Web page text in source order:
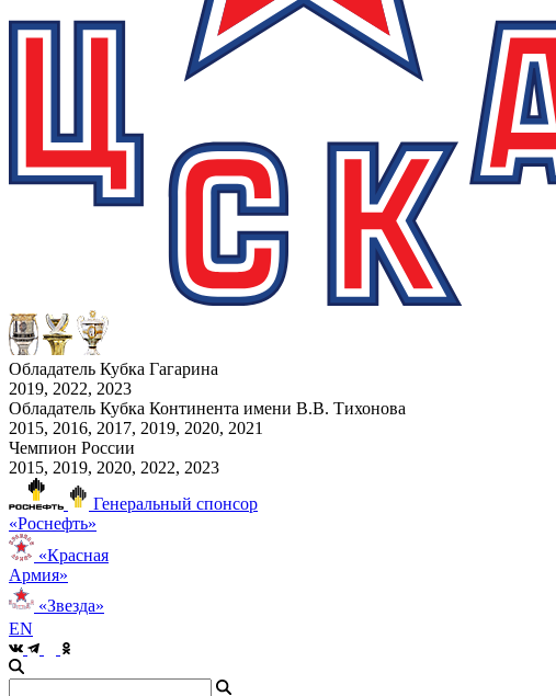
Обладатель Кубка Гагарина
2019, 2022, 2023
Обладатель Кубка Континента имени В.В. Тихонова
2015, 2016, 2017, 2019, 2020, 2021
Чемпион России
2015, 2019, 2020, 2022, 2023
Генеральный спонсор
«Роснефть»
«Красная
Армия»
«Звезда»
EN